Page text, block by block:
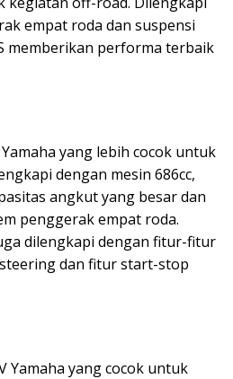
empat roda dan suspensi
memberikan performa terbaik
Yamaha yang lebih cocok untuk
dengan mesin 686cc,
angkut yang besar dan
penggerak empat roda.
dilengkapi dengan fitur-fitur
dan fitur start-stop
Yamaha yang cocok untuk